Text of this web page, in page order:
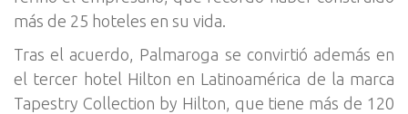
más de 25 hoteles en su vida.
Tras el acuerdo, Palmaroga se convirtió además en
el tercer hotel Hilton en Latinoamérica de la marca
Tapestry Collection by Hilton, que tiene más de 120